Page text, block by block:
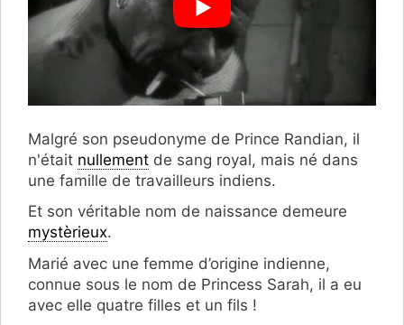
Malgré son pseudonyme de Prince Randian, il
n'était nullement de sang royal, mais né dans
une famille de travailleurs indiens.
Et son véritable nom de naissance demeure
mystèrieux.
Marié avec une femme d’origine indienne,
connue sous le nom de Princess Sarah, il a eu
avec elle quatre filles et un fils !